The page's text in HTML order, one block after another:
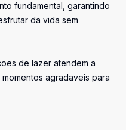
fundamental, garantindo
da vida sem
de lazer atendem a
agradaveis para